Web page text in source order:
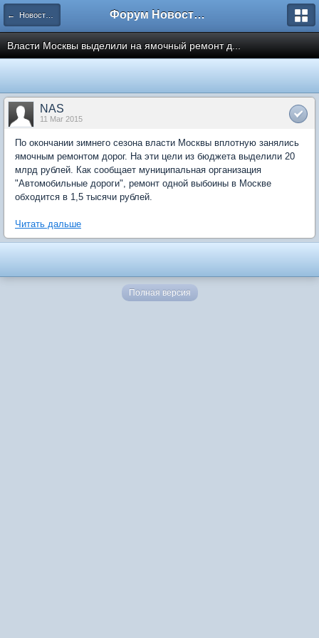
← Новости рынка недвижимости Форум Новостройки
Власти Москвы выделили на ямочный ремонт д...
NAS
11 Mar 2015
По окончании зимнего сезона власти Москвы вплотную занялись
ямочным ремонтом дорог. На эти цели из бюджета выделили 20
млрд рублей. Как сообщает муниципальная организация
"Автомобильные дороги", ремонт одной выбоины в Москве
обходится в 1,5 тысячи рублей.
Читать дальше
Полная версия